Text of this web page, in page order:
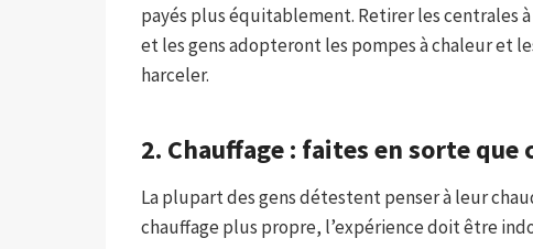
payés plus équitablement. Retirer les centrales
et les gens adopteront les pompes à chaleur et
harceler.
2. Chauffage : faites en sorte
La plupart des gens détestent penser à leur
chauffage plus propre, l’expérience doit être